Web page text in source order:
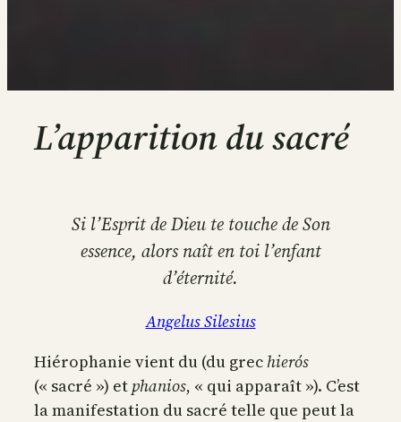
L’apparition du sacré
Si l’Esprit de Dieu te touche de Son
essence, alors naît en toi l’enfant
d’éternité.
Angelus Silesius
Hiérophanie vient du (du grec hierós
(« sacré ») et phanios, « qui apparaît »). C’est
la manifestation du sacré telle que peut la